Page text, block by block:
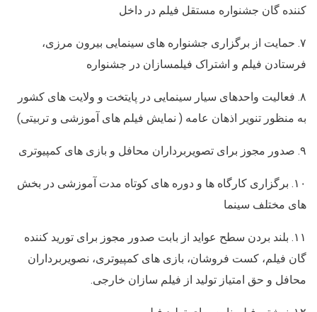
کننده گان جشنواره مستقل فیلم در داخل
۷. حمایت از برگزاری جشنواره های سینمایی بیرون مرزی،
فرستادن فیلم و اشتراک فیلمسازان در جشنواره
۸. فعالیت واحدهای سیار سینمایی در پایتخت و ولایت های کشور
به منظور تنویر اذهان عامه ( نمایش فیلم های آموزشی و تربیتی)
۹. صدور مجوز برای تصویربرداران محافل و بازی های کمپیوتری
۱۰. برگزاری کارگاه ها و دوره های کوتاه مدت آموزشی در بخش
های مختلف سینما
۱۱. بلند بردن سطح عواید از بابت صدور مجوز برای تورید کننده
گان فیلم، کست فروشان، بازی های کمپیوتری، نصویربرداران
محافل و حق امتیاز تولید از فیلم سازان خارجی.